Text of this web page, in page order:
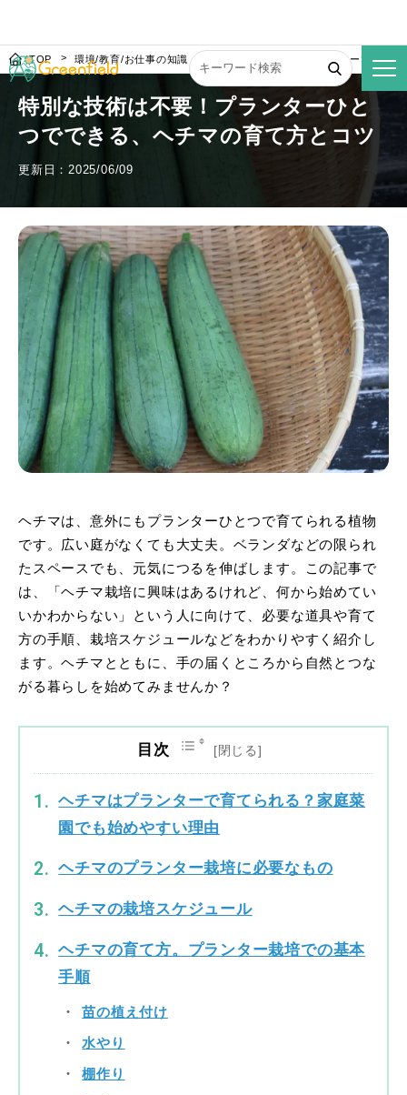
TOP 環境/教育/お仕事の知識 特別な技術は不要！プランターひとつ
特別な技術は不要！プランターひと
つでできる、ヘチマの育て方とコツ
更新日：2025/06/09
ヘチマは、意外にもプランターひとつで育てられる植物
です。広い庭がなくても大丈夫。ベランダなどの限られ
たスペースでも、元気につるを伸ばします。この記事で
は、「ヘチマ栽培に興味はあるけれど、何から始めてい
いかわからない」という人に向けて、必要な道具や育て
方の手順、栽培スケジュールなどをわかりやすく紹介し
ます。ヘチマとともに、手の届くところから自然とつな
がる暮らしを始めてみませんか？
目次
ヘチマはプランターで育てられる？家庭菜
園でも始めやすい理由
ヘチマのプランター栽培に必要なもの
ヘチマの栽培スケジュール
ヘチマの育て方。プランター栽培での基本
手順
苗の植え付け
水やり
棚作り